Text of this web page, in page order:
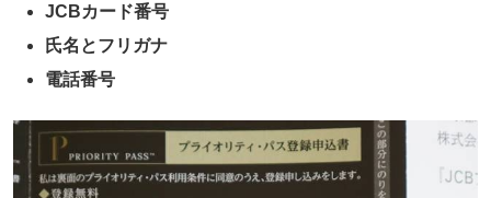
JCBカード番号
氏名とフリガナ
電話番号